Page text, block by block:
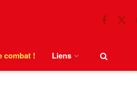
combat ! Liens